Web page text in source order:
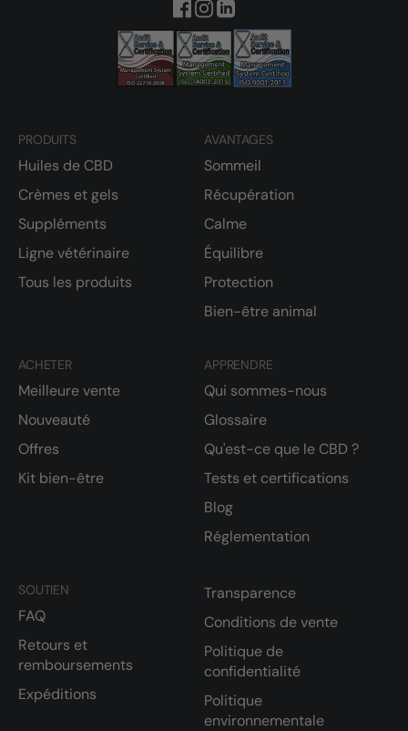
PRODUITS
Huiles de CBD
Crèmes et gels
Suppléments
Ligne vétérinaire
Tous les produits
AVANTAGES
Sommeil
Récupération
Calme
Équilibre
Protection
Bien-être animal
ACHETER
Meilleure vente
Nouveauté
Offres
Kit bien-être
APPRENDRE
Qui sommes-nous
Glossaire
Qu'est-ce que le CBD ?
Tests et certifications
Blog
Réglementation
SOUTIEN
FAQ
Retours et
remboursements
Expéditions
Transparence
Conditions de vente
Politique de
confidentialité
Politique
environnementale